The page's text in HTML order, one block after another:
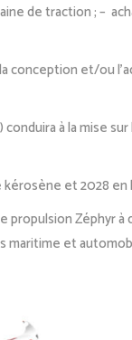
de traction ; –
et/ou
à la mise
kérosène et 2028
propulsion
maritime et